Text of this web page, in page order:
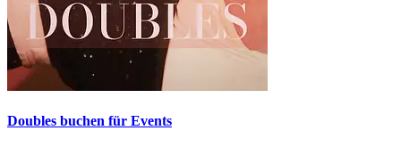
Doubles buchen für Events